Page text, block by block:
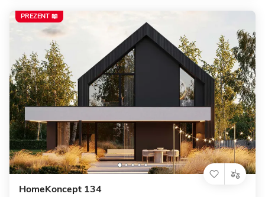
HomeKoncept 134
PREZENT 📖